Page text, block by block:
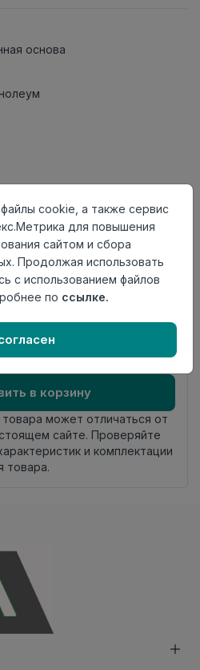
основа
в корзину
может отличаться от
сайте. Проверяйте
и комплектации
товара.
cookie, а также сервис
для повышения
сайтом и сбора
Продолжая использовать
с использованием файлов
по ссылке.